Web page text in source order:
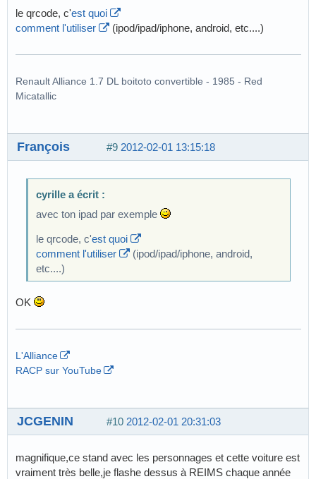
le qrcode, c'est quoi
comment l'utiliser
(ipod/ipad/iphone, android, etc....)
Renault Alliance 1.7 DL boitoto convertible - 1985 - Red
Micatallic
#9 2012-02-01 13:15:18
François
cyrille a écrit :
avec ton ipad par exemple
le qrcode, c'est quoi
comment l'utiliser
(ipod/ipad/iphone, android,
etc....)
OK
L'Alliance
RACP sur YouTube
#10 2012-02-01 20:31:03
JCGENIN
magnifique,ce stand avec les personnages et cette voiture est
vraiment très belle,je flashe dessus à REIMS chaque année